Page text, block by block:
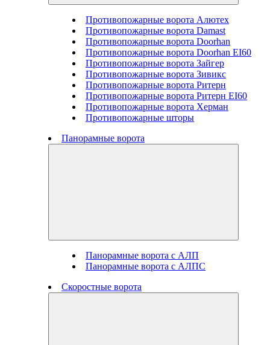
Противопожарные ворота Алютех
Противопожарные ворота Damast
Противопожарные ворота Doorhan
Противопожарные ворота Doorhan EI60
Противопожарные ворота Зайгер
Противопожарные ворота Зивикс
Противопожарные ворота Ритерн
Противопожарные ворота Ритерн EI60
Противопожарные ворота Херман
Противопожарные шторы
Панорамные ворота
Панорамные ворота с АЛП
Панорамные ворота с АЛПС
Скоростные ворота